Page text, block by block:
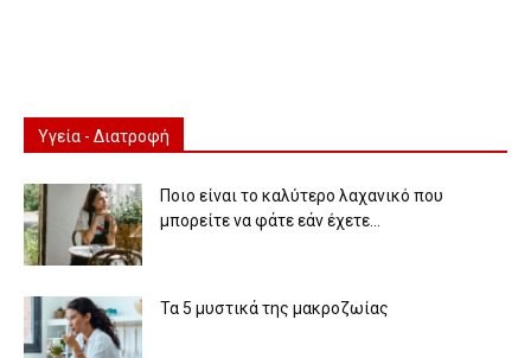
Υγεία - Διατροφή
Ποιο είναι το καλύτερο λαχανικό που
μπορείτε να φάτε εάν έχετε...
Τα 5 μυστικά της μακροζωίας